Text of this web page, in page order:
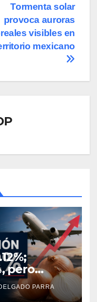
Tormenta solar
provoca auroras
visibles en
mexicano
pero
PARRA